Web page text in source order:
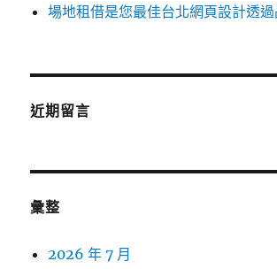
場地租借是您最佳台北網頁設計透
近期留言
彙整
2026 年 7 月